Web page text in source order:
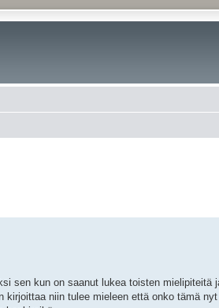
sen kun on saanut lukea toisten mielipiteitä
niin tulee mieleen että onko tämä